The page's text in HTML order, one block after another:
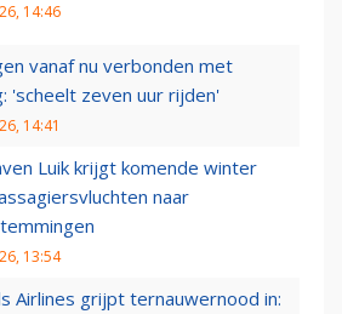
14:46
vanaf nu verbonden met
'scheelt zeven uur rijden'
14:41
Luik krijgt komende winter
naar
13:54
Airlines grijpt ternauwernood in: